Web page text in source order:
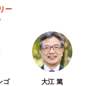
1/3
供：夏樹𓆉自然愛好家さ
ー
ゴ 大江 篤